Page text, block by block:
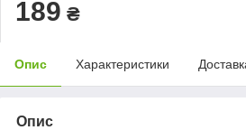
189 ₴
Опис Характеристики
Опис